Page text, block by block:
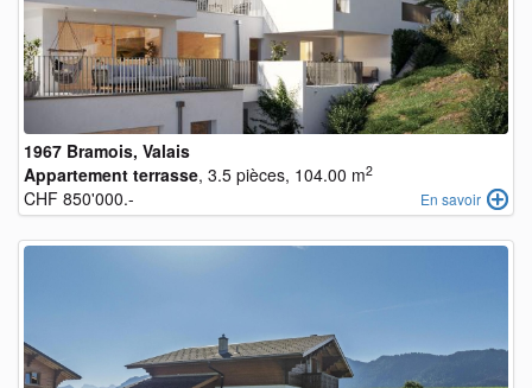
1967 Bramois, Valais
Appartement terrasse, 3.5 pièces, 104.00 m2
CHF 850'000.- En savoir